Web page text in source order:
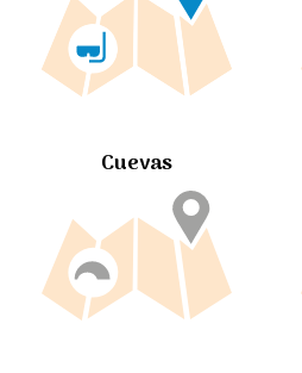
Cuevas